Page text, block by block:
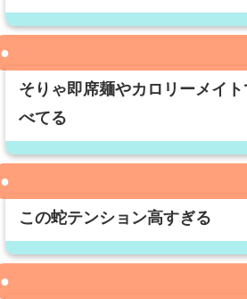
そりゃ即席麺やカロリーメイ
べてる
この蛇テンション高すぎる